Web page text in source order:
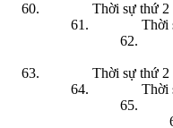
Thời sự thứ 2
Thời
Thời sự thứ 2
Thời